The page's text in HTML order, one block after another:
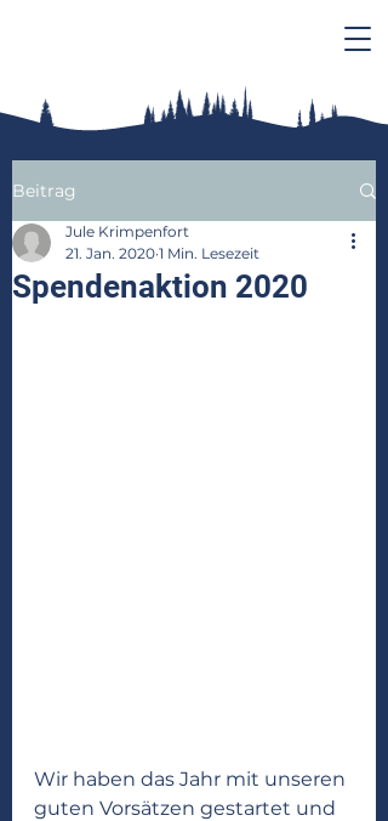
Beitrag
Spendenaktion 2020
Jule Krimpenfort
21. Jan. 2020 1 Min. Lesezeit
Wir haben das Jahr mit unseren
guten Vorsätzen gestartet und